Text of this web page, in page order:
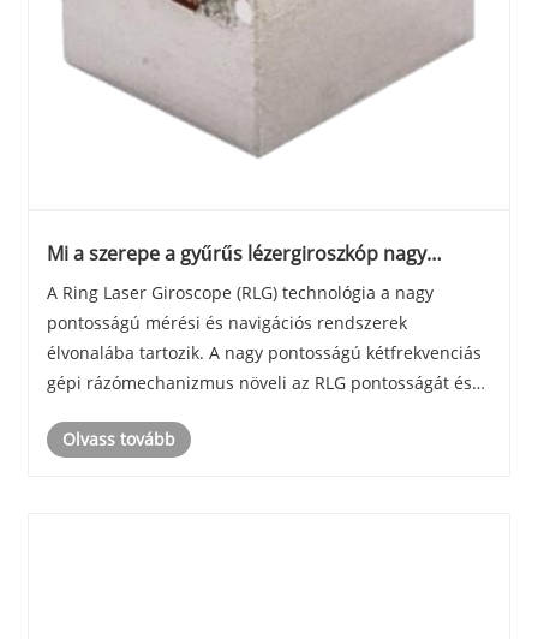
Mi a szerepe a gyűrűs lézergiroszkóp nagy
modern technológiában
A Ring Laser Giroscope (RLG) technológia a nagy
pontosságú mérési és navigációs rendszerek
élvonalába tartozik. A nagy pontosságú kétfrekvenciás
gépi rázómechanizmus növeli az RLG pontosságát és
védelmi és ipari alkalmazások különféle alkalmazá......
Olvass tovább